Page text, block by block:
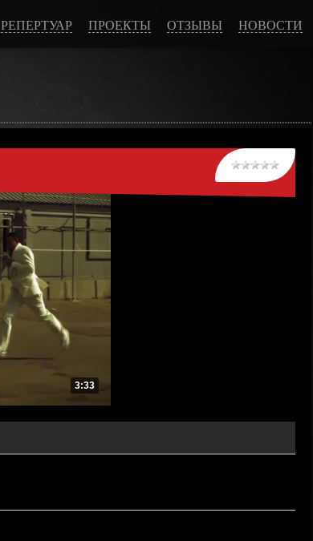
РЕПЕРТУАР ПРОЕКТЫ ОТЗЫВЫ НОВОСТИ
3:33